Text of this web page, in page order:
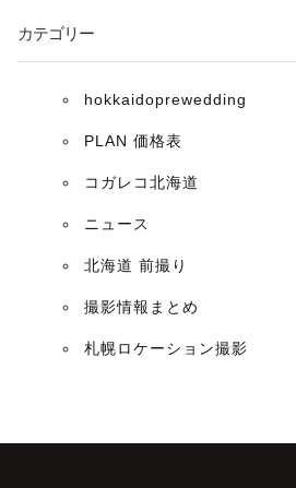
ン
カテゴリー
hokkaidoprewedding
PLAN 価格表
コガレコ北海道
ニュース
北海道 前撮り
撮影情報まとめ
札幌ロケーション撮影